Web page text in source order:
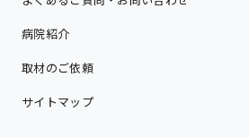
病院紹介
取材のご依頼
サイトマップ